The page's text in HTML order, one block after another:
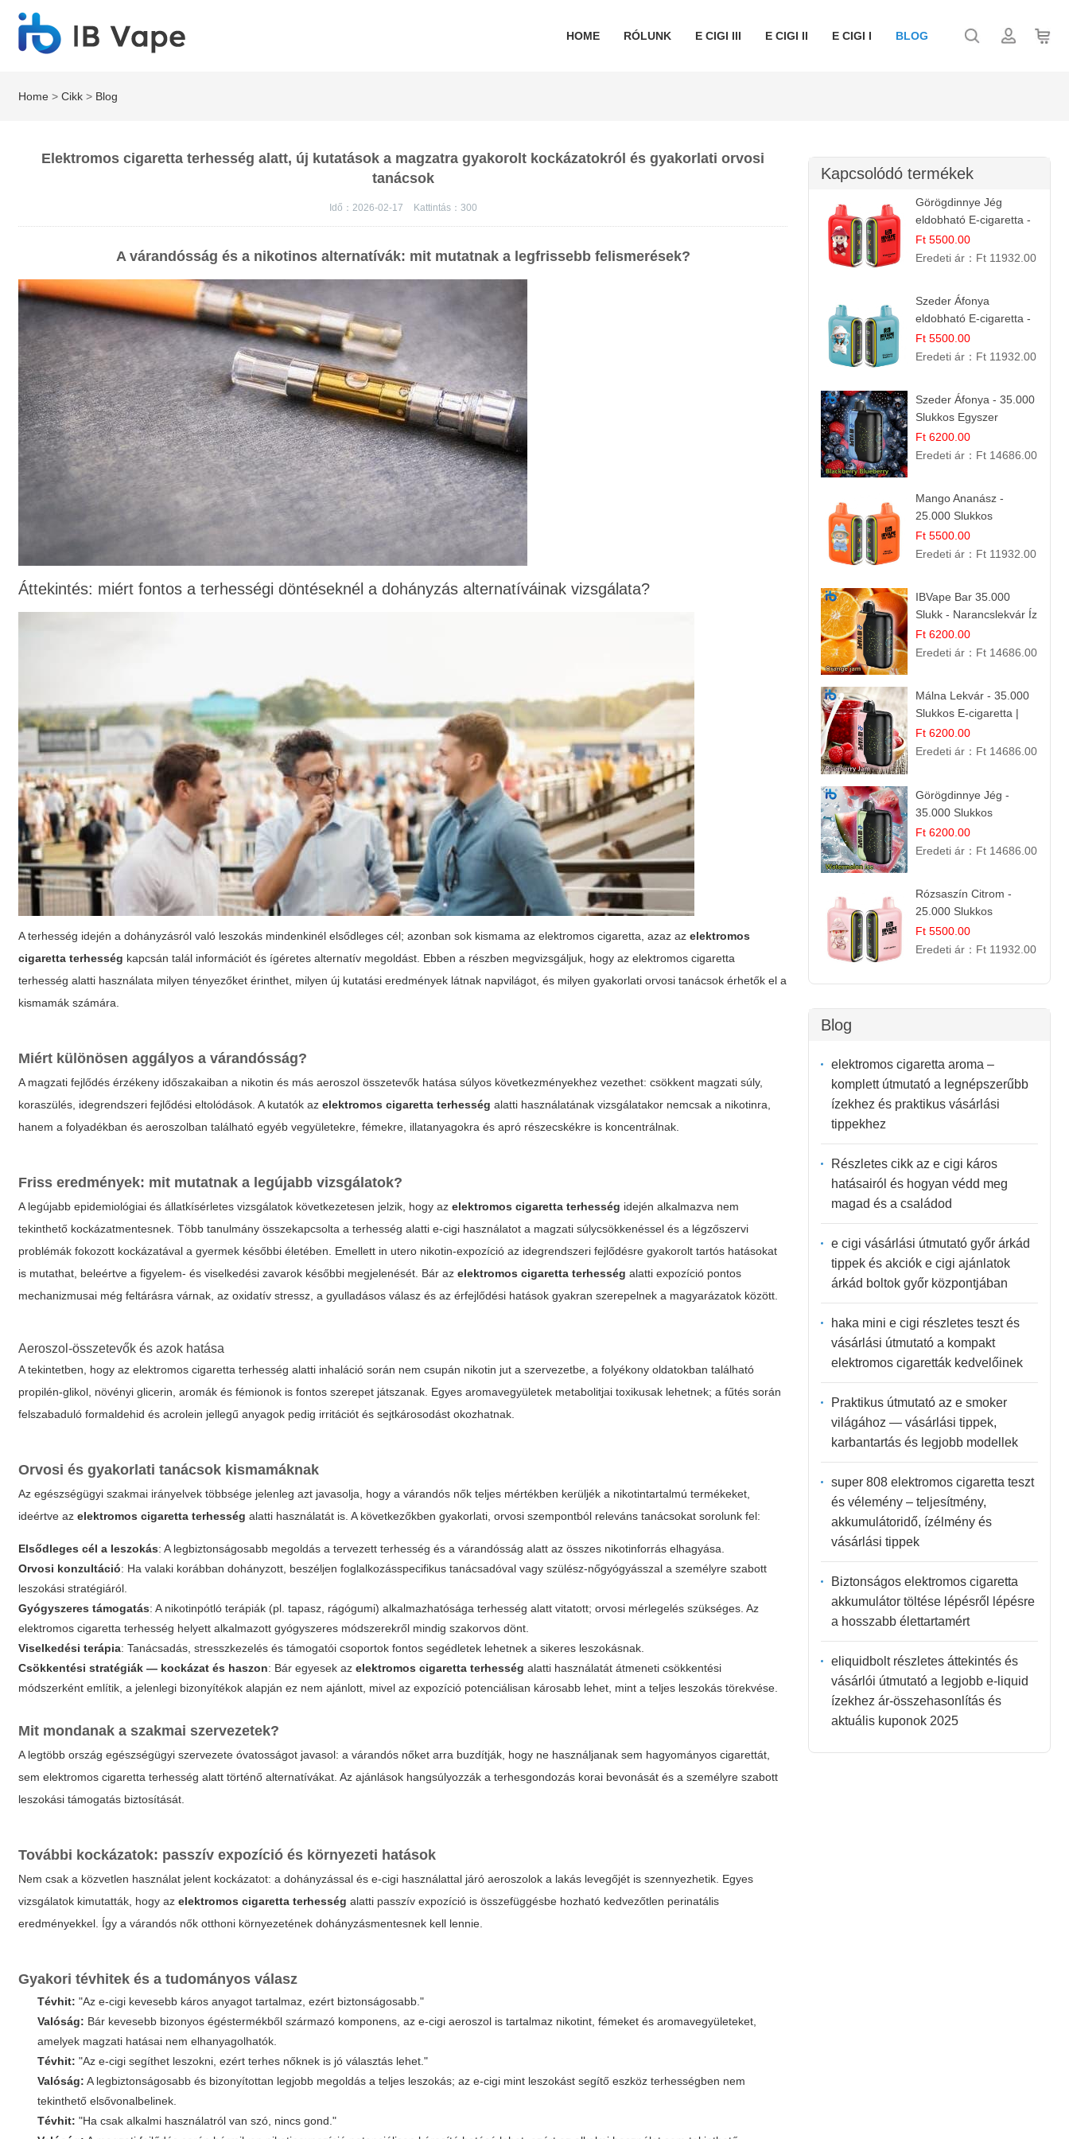
HOME RÓLUNK E CIGI III E CIGI II E CIGI I BLOG
Home >Cikk > Blog
Elektromos cigaretta terhesség alatt, új kutatások a magzatra gyakorolt kockázatokról és gyakorlati orvosi
tanácsok
Idő：2026-02-17 Kattintás： 300
A várandósság és a nikotinos alternatívák: mit mutatnak a legfrissebb felismerések?
Áttekintés: miért fontos a terhességi döntéseknél a dohányzás alternatíváinak vizsgálata?
A terhesség idején a dohányzásról való leszokás mindenkinél elsődleges cél; azonban sok kismama az elektromos cigaretta, azaz azelektromos
cigaretta terhesség kapcsán talál információt és ígéretes alternatív megoldást. Ebben a részben megvizsgáljuk, hogy azelektromos cigaretta
terhesség alatti használata milyen tényezőket érinthet, milyen új kutatási eredmények látnak napvilágot, és milyen gyakorlati orvosi tanácsok érhetők el a
kismamák számára.
Miért különösen aggályos a várandósság?
A magzati fejlődés érzékeny időszakaiban a nikotin és más aeroszol összetevők hatása súlyos következményekhez vezethet: csökkent magzati súly,
koraszülés, idegrendszeri fejlődési eltolódások. A kutatók azelektromos cigaretta terhesség alatti használatának vizsgálatakor nemcsak a nikotinra,
hanem a folyadékban és aeroszolban található egyéb vegyületekre, fémekre, illatanyagokra és apró részecskékre is koncentrálnak.
Friss eredmények: mit mutatnak a legújabb vizsgálatok?
A legújabb epidemiológiai és állatkísérletes vizsgálatok következetesen jelzik, hogy azelektromos cigaretta terhesség idején alkalmazva nem
tekinthető kockázatmentesnek. Több tanulmány összekapcsolta a terhesség alatti e-cigi használatot a magzati súlycsökkenéssel és a légzőszervi
problémák fokozott kockázatával a gyermek későbbi életében. Emellett in utero nikotin-expozíció az idegrendszeri fejlődésre gyakorolt tartós hatásokat
is mutathat, beleértve a figyelem- és viselkedési zavarok későbbi megjelenését. Bár azelektromos cigaretta terhesség alatti expozíció pontos
mechanizmusai még feltárásra várnak, az oxidatív stressz, a gyulladásos válasz és az érfejlődési hatások gyakran szerepelnek a magyarázatok között.
Aeroszol-összetevők és azok hatása
A tekintetben, hogy azelektromos cigaretta terhesség alatti inhaláció során nem csupán nikotin jut a szervezetbe, a folyékony oldatokban található
propilén-glikol, növényi glicerin, aromák és fémionok is fontos szerepet játszanak. Egyes aromavegyületek metabolitjai toxikusak lehetnek; a fűtés során
felszabaduló formaldehid és acrolein jellegű anyagok pedig irritációt és sejtkárosodást okozhatnak.
Orvosi és gyakorlati tanácsok kismamáknak
Az egészségügyi szakmai irányelvek többsége jelenleg azt javasolja, hogy a várandós nők teljes mértékben kerüljék a nikotintartalmú termékeket,
ideértve azelektromos cigaretta terhesség alatti használatát is. A következőkben gyakorlati, orvosi szempontból releváns tanácsokat sorolunk fel:
Elsődleges cél a leszokás: A legbiztonságosabb megoldás a tervezett terhesség és a várandósság alatt az összes nikotinforrás elhagyása.
Orvosi konzultáció: Ha valaki korábban dohányzott, beszéljen foglalkozásspecifikus tanácsadóval vagy szülész-nőgyógyásszal a személyre szabott
leszokási stratégiáról.
Gyógyszeres támogatás: A nikotinpótló terápiák (pl. tapasz, rágógumi) alkalmazhatósága terhesség alatt vitatott; orvosi mérlegelés szükséges. Az
elektromos cigaretta terhesség helyett alkalmazott gyógyszeres módszerekről mindig szakorvos dönt.
Viselkedési terápia: Tanácsadás, stresszkezelés és támogatói csoportok fontos segédletek lehetnek a sikeres leszokásnak.
Csökkentési stratégiák — kockázat és haszon: Bár egyesek azelektromos cigaretta terhesség alatti használatát átmeneti csökkentési
módszerként említik, a jelenlegi bizonyítékok alapján ez nem ajánlott, mivel az expozíció potenciálisan károsabb lehet, mint a teljes leszokás törekvése.
Mit mondanak a szakmai szervezetek?
A legtöbb ország egészségügyi szervezete óvatosságot javasol: a várandós nőket arra buzdítják, hogy ne használjanak sem hagyományos cigarettát,
semelektromos cigaretta terhesség alatt történő alternatívákat. Az ajánlások hangsúlyozzák a terhesgondozás korai bevonását és a személyre szabott
leszokási támogatás biztosítását.
További kockázatok: passzív expozíció és környezeti hatások
Nem csak a közvetlen használat jelent kockázatot: a dohányzással és e-cigi használattal járó aeroszolok a lakás levegőjét is szennyezhetik. Egyes
vizsgálatok kimutatták, hogy azelektromos cigaretta terhesség alatti passzív expozíció is összefüggésbe hozható kedvezőtlen perinatális
eredményekkel. Így a várandós nők otthoni környezetének dohányzásmentesnek kell lennie.
Gyakori tévhitek és a tudományos válasz
Tévhit: "Az e-cigi kevesebb káros anyagot tartalmaz, ezért biztonságosabb."
Valóság: Bár kevesebb bizonyos égéstermékből származó komponens, az e-cigi aeroszol is tartalmaz nikotint, fémeket és aromavegyületeket,
amelyek magzati hatásai nem elhanyagolhatók.
Tévhit: "Az e-cigi segíthet leszokni, ezért terhes nőknek is jó választás lehet."
Valóság: A legbiztonságosabb és bizonyítottan legjobb megoldás a teljes leszokás; az e-cigi mint leszokást segítő eszköz terhességben nem
tekinthető elsővonalbelinek.
Tévhit: "Ha csak alkalmi használatról van szó, nincs gond."
Kapcsolódó termékek
Görögdinnye Jég
eldobható E-cigaretta -
25.000 Slukk | Frissítő
Nyári Íz
Ft 5500.00
Eredeti ár： Ft 11932.00
Szeder Áfonya
eldobható E-cigaretta -
25.000 Slukk | Prémium
Gyümölcs Íz
Ft 5500.00
Eredeti ár： Ft 11932.00
Szeder Áfonya - 35.000
Slukkos Egyszer
Használatos E-cigaretta
| Prémium Ízélmény
Ft 6200.00
Eredeti ár： Ft 14686.00
Mango Ananász -
25.000 Slukkos
eldobható E-cigaretta |
Trópusi Ízélmény
Ft 5500.00
Eredeti ár： Ft 11932.00
IBVape Bar 35.000
Slukk - Narancslekvár Íz
| Prémium E-cigaretta
Ft 6200.00
Eredeti ár： Ft 14686.00
Málna Lekvár - 35.000
Slukkos E-cigaretta |
IBVape Bar Édes
Gyümölcs Íz
Ft 6200.00
Eredeti ár： Ft 14686.00
Görögdinnye Jég -
35.000 Slukkos
eldobható vape |
IBVape Bar Frissítő
Ft 6200.00
Eredeti ár： Ft 14686.00
Rózsaszín Citrom -
25.000 Slukkos
eldobható e-Cigaretta |
IBvape Bar
Ft 5500.00
Eredeti ár： Ft 11932.00
Blog
elektromos cigaretta aroma –
komplett útmutató a legnépszerűbb
ízekhez és praktikus vásárlási
tippekhez
Részletes cikk az e cigi káros
hatásairól és hogyan védd meg
magad és a családod
e cigi vásárlási útmutató győr árkád
tippek és akciók e cigi ajánlatok
árkád boltok győr központjában
haka mini e cigi részletes teszt és
vásárlási útmutató a kompakt
elektromos cigaretták kedvelőinek
Praktikus útmutató az e smoker
világához — vásárlási tippek,
karbantartás és legjobb modellek
super 808 elektromos cigaretta teszt
és vélemény – teljesítmény,
akkumulátoridő, ízélmény és
vásárlási tippek
Biztonságos elektromos cigaretta
akkumulátor töltése lépésről lépésre
a hosszabb élettartamért
eliquidbolt részletes áttekintés és
vásárlói útmutató a legjobb e-liquid
ízekhez ár-összehasonlítás és
aktuális kuponok 2025